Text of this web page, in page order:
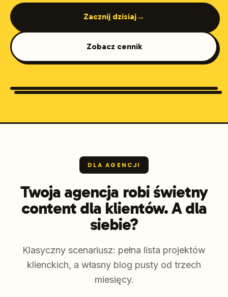
Zacznij dzisiaj→
Zobacz cennik
Marketing Agencies
DLA AGENCJI
Twoja agencja robi świetny
content dla klientów. A dla
siebie?
Klasyczny scenariusz: pełna lista projektów
klienckich, a własny blog pusty od trzech
miesięcy.